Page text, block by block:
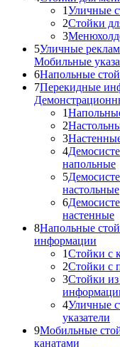
1Уличные
2Стойки
3
5Уличные
Мобильные
6Напольные
7Перекидные
1
2
3
4
напольные
5
настольные
6
настенные
8Напольные
информации
1Стойки с
2Стойки с
3Стойки из
4Уличные
указатели
9Мобильные
канатами